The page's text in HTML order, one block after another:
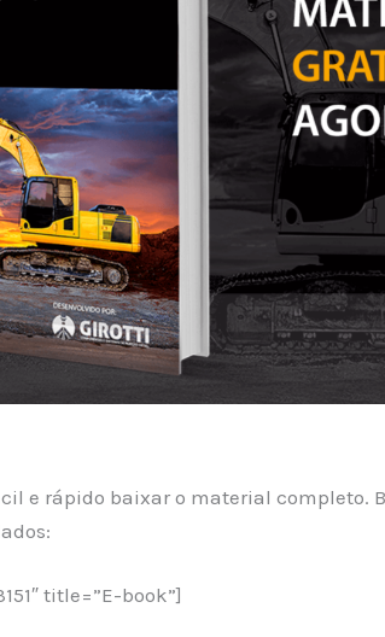
e rápido baixar o material completo.
title=”E-book”]